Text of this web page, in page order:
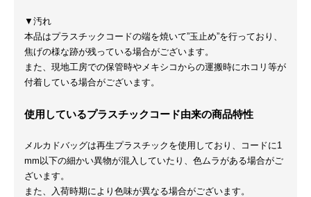
▼汚れ
本品はプラスチックコードの端を焼いて”玉止め”を行っており、
焦げの様な跡が残っている場合がございます。
また、現地工房での保管時やメキシコからの運搬時にホコリ等が
付着している場合がございます。
使用しているプラスチックコード由来の商品特性
メルカドバッグは再生プラスチックを使用しており、コードに1
mm以下の細かい異物が混入していたり、色ムラがある場合がご
ざいます。
また、入荷時期により色味が異なる場合がございます。